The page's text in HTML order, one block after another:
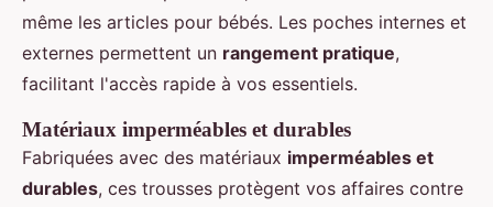
même les articles pour bébés. Les poches internes et
externes permettent un rangement pratique,
facilitant l'accès rapide à vos essentiels.
Matériaux imperméables et durables
Fabriquées avec des matériaux imperméables et
durables, ces trousses protègent vos affaires contre